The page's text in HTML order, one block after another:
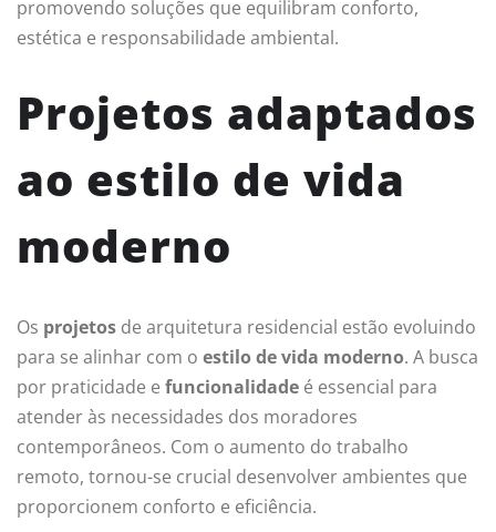
promovendo soluções que equilibram conforto,
estética e responsabilidade ambiental.
Projetos adaptados
ao estilo de vida
moderno
Os projetos de arquitetura residencial estão evoluindo
para se alinhar com o estilo de vida moderno. A busca
por praticidade e funcionalidade é essencial para
atender às necessidades dos moradores
contemporâneos. Com o aumento do trabalho
remoto, tornou-se crucial desenvolver ambientes que
proporcionem conforto e eficiência.